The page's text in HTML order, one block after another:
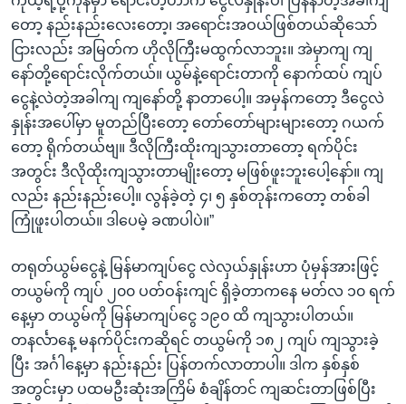
တော့ နည်းနည်းလေးတော့၊ အ‌ရောင်းအဝယ်ဖြစ်တယ်ဆိုသော်
ငြားလည်း အမြတ်က ဟိုလိုကြီးမထွက်လာဘူး။ အဲမှာကျ ကျ
နော်တို့‌ရောင်းလိုက်တယ်။ ယွမ်နဲ့ရောင်းတာကို နောက်ထပ် ကျပ်
ငွေနဲ့လဲတဲ့အခါကျ ကျနော်တို့ နာတာပေါ့။ အမှန်ကတော့ ဒီငွေလဲ
နှုန်းအပေါ်မှာ မူတည်ပြီးတော့ တော်တော်များများတော့ ဂယက်
တော့ ရိုက်တယ်ဗျ။ ဒီလိုကြီးထိုးကျသွားတာတော့ ရက်ပိုင်း
အတွင်း ဒီလိုထိုးကျသွားတာမျိုးတော့ မဖြစ်ဖူးဘူးပေါ့နော်။ ကျ
လည်း နည်းနည်းပေါ့။ လွန်ခဲ့တဲ့ ၄၊ ၅ နှစ်တုန်းကတော့ တစ်ခါ
ကြုံဖူးပါတယ်။ ဒါပေမဲ့ ခဏပါပဲ။”
တရုတ်ယွမ်ငွေနဲ့ မြန်မာကျပ်ငွေ လဲလှယ်နှုန်းဟာ ပုံမှန်အားဖြင့်
တယွမ်ကို ကျပ် ၂၀၀ ပတ်ဝန်းကျင် ရှိခဲ့တာကနေ မတ်လ ၁၀ ရက်
နေ့မှာ တယွမ်ကို မြန်မာကျပ်ငွေ ၁၉၀ ထိ ကျသွားပါတယ်။
တနင်္လာနေ့ မနက်ပိုင်းကဆိုရင် တယွမ်ကို ၁၈၂ ကျပ် ကျသွားခဲ့
ပြီး အင်္ဂါနေ့မှာ နည်းနည်း ပြန်တက်လာတာပါ။ ဒါက နှစ်နှစ်
အတွင်းမှာ ပထမဦးဆုံးအကြိမ် စံချိန်တင် ကျဆင်းတာဖြစ်ပြီး